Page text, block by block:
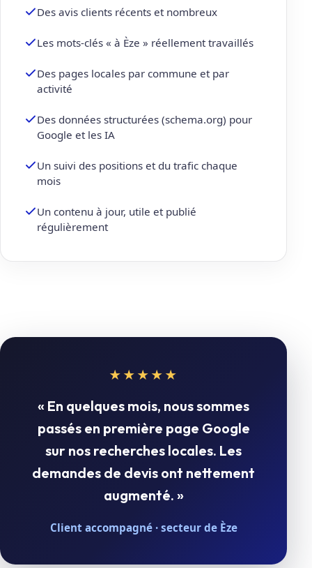
Des avis clients récents et nombreux
Les mots-clés « à Èze » réellement travaillés
Des pages locales par commune et par
activité
Des données structurées (schema.org) pour
Google et les IA
Un suivi des positions et du trafic chaque
mois
Un contenu à jour, utile et publié
régulièrement
★★★★★
« En quelques mois, nous sommes
passés en première page Google
sur nos recherches locales. Les
demandes de devis ont nettement
augmenté. »
Client accompagné · secteur de Èze